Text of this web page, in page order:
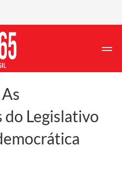
Legislativo